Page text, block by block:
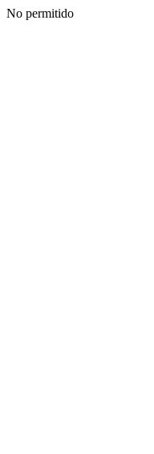
No permitido